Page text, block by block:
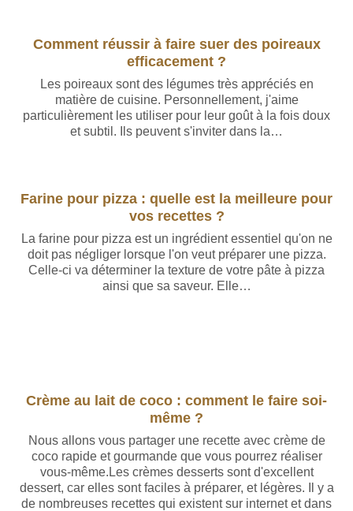
Comment réussir à faire suer des poireaux
efficacement ?
Les poireaux sont des légumes très appréciés en
matière de cuisine. Personnellement, j'aime
particulièrement les utiliser pour leur goût à la fois doux
et subtil. Ils peuvent s'inviter dans la…
Farine pour pizza : quelle est la meilleure pour
vos recettes ?
La farine pour pizza est un ingrédient essentiel qu'on ne
doit pas négliger lorsque l'on veut préparer une pizza.
Celle-ci va déterminer la texture de votre pâte à pizza
ainsi que sa saveur. Elle…
Crème au lait de coco : comment le faire soi-
même ?
Nous allons vous partager une recette avec crème de
coco rapide et gourmande que vous pourrez réaliser
vous-même.Les crèmes desserts sont d'excellent
dessert, car elles sont faciles à préparer, et légères. Il y a
de nombreuses recettes qui existent sur internet et dans